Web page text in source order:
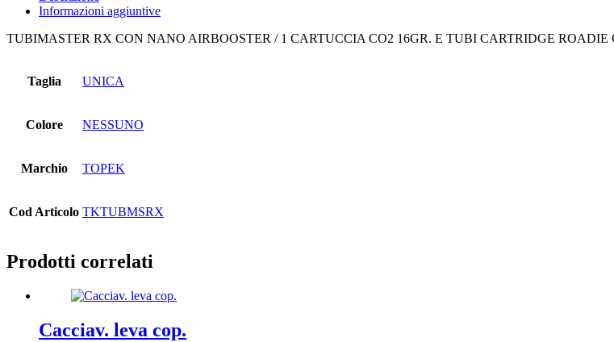
Informazioni aggiuntive
TUBIMASTER RX CON NANO AIRBOOSTER / 1 CARTUCCIA CO2 16GR. E TUBI CARTRIDGE
Taglia UNICA
Colore NESSUNO
Marchio TOPEK
Cod Articolo TKTUBMSRX
Prodotti correlati
Cacciav. leva cop.